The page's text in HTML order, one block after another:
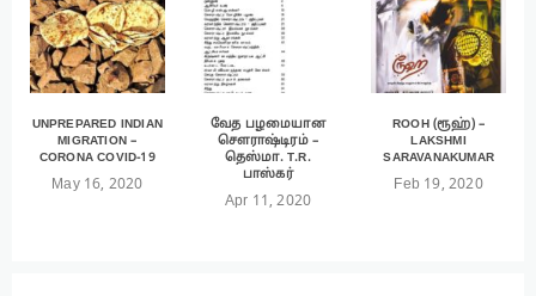
UNPREPARED INDIAN
MIGRATION –
CORONA COVID-19
May 16, 2020
வேத பழமையான
சௌராஷ்டிரம் –
தெஸ்மா. T.R.
பாஸ்கர்
Apr 11, 2020
ROOH (ரூஹ்) –
LAKSHMI
SARAVANAKUMAR
Feb 19, 2020